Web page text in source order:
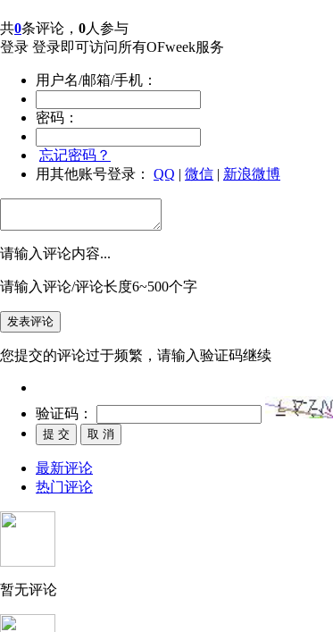
共0条评论， 0人参与
登录 登录即可访问所有OFweek服务
用户名/邮箱/手机：
密码：
忘记密码？
用其他账号登录： QQ | 微信 | 新浪微博
请输入评论内容...
请输入评论/评论长度6~500个字
您提交的评论过于频繁，请输入验证码继续
验证码：
最新评论
热门评论
暂无评论